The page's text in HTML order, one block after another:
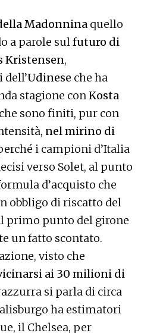
Madonnina quello
a parole sul futuro di
Kristensen,
Udinese che ha
stagione con Kosta
sono finiti, pur con
nel mirino di
i campioni d’Italia
verso Solet, al punto
d’acquisto che
obbligo di riscatto del
primo punto del girone
un fatto scontato.
visto che
ai 30 milioni di
si parla di circa
ha estimatori
il Chelsea, per